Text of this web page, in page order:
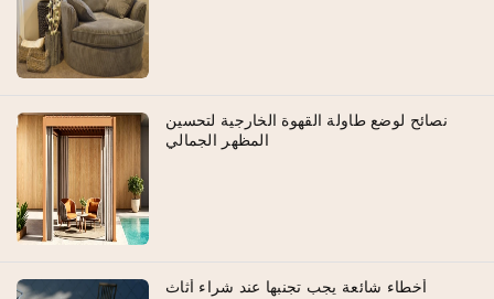
نصائح لوضع طاولة القهوة الخارجية لتحسين
المظهر الجمالي
أخطاء شائعة يجب تجنبها عند شراء أثاث